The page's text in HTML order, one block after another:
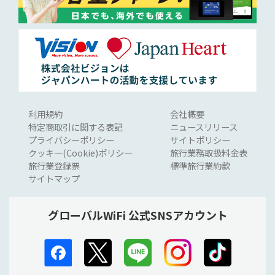
利用規約
特定商取引に関する表記
プライバシーポリシー
クッキー(Cookie)ポリシー
旅行業登録票
サイトマップ
会社概要
ニュースリリース
サイトポリシー
旅行業務取扱料金表
標準旅行業約款
グローバルWiFi 公式SNSアカウント